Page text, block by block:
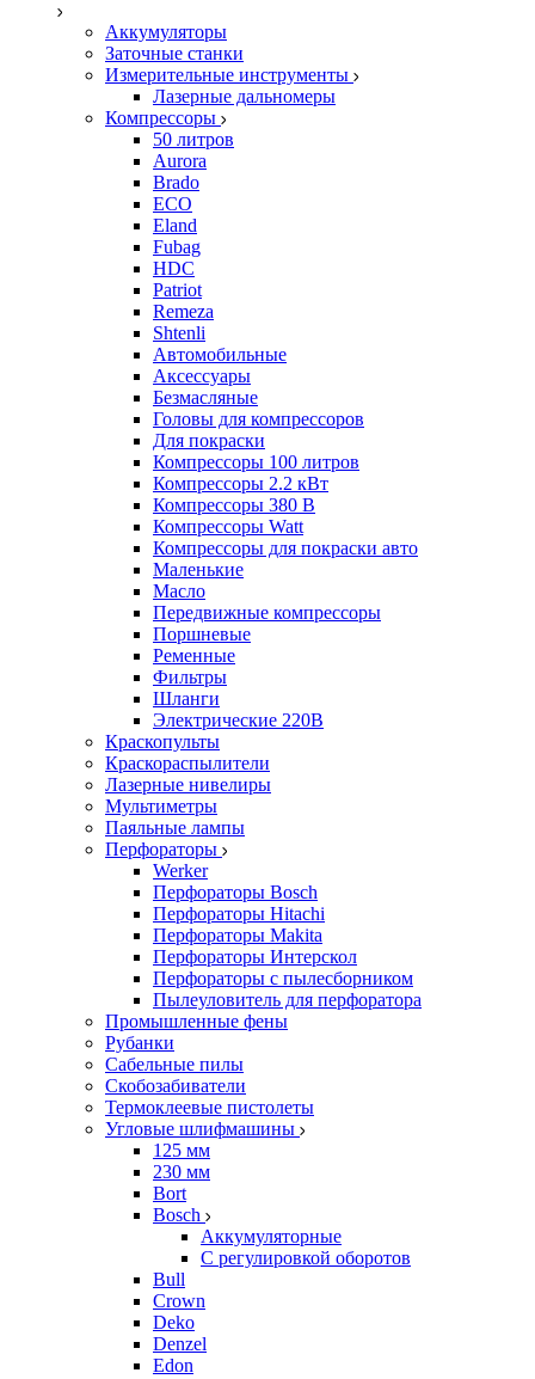
Аккумуляторы
Заточные станки
Измерительные инструменты
Лазерные дальномеры
Компрессоры
50 литров
Aurora
Brado
ECO
Eland
Fubag
HDC
Patriot
Remeza
Shtenli
Автомобильные
Аксессуары
Безмасляные
Головы для компрессоров
Для покраски
Компрессоры 100 литров
Компрессоры 2.2 кВт
Компрессоры 380 В
Компрессоры Watt
Компрессоры для покраски авто
Маленькие
Масло
Передвижные компрессоры
Поршневые
Ременные
Фильтры
Шланги
Электрические 220В
Краскопульты
Краскораспылители
Лазерные нивелиры
Мультиметры
Паяльные лампы
Перфораторы
Werker
Перфораторы Bosch
Перфораторы Hitachi
Перфораторы Makita
Перфораторы Интерскол
Перфораторы с пылесборником
Пылеуловитель для перфоратора
Промышленные фены
Рубанки
Сабельные пилы
Скобозабиватели
Термоклеевые пистолеты
Угловые шлифмашины
125 мм
230 мм
Bort
Bosch
Аккумуляторные
С регулировкой оборотов
Bull
Crown
Deko
Denzel
Edon